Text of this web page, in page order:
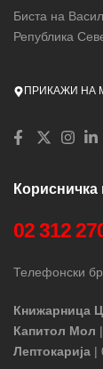
Биста на
Република
ПРИКАЖИ НА
02 312
Телефонски
Книжарница
Капитол Мол
Лептокарија |